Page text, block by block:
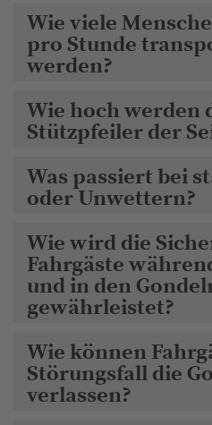
Wie viele
pro Stunde
werden?
Wie hoch werden
Stützpfeiler der
Was passiert bei
oder Unwettern?
Wie wird die
Fahrgäste
und in den
gewährleistet?
Wie können
Störungsfall die
verlassen?